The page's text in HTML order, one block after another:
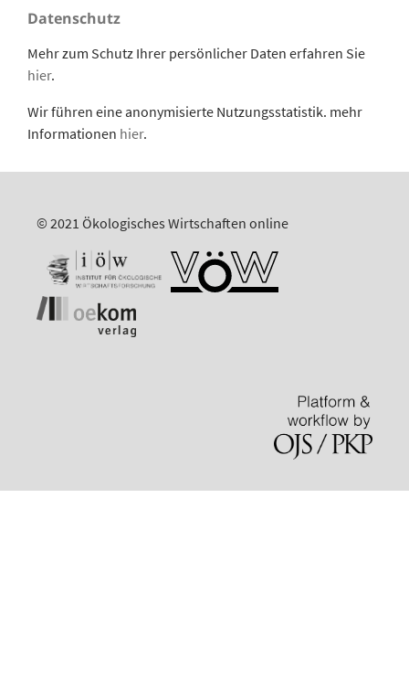
Datenschutz
Mehr zum Schutz Ihrer persönlicher Daten erfahren Sie
hier.
Wir führen eine anonymisierte Nutzungsstatistik. mehr
Informationen hier.
© 2021 Ökologisches Wirtschaften online